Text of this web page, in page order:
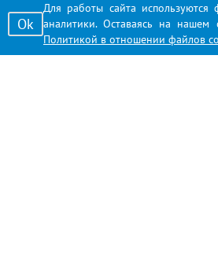
Для работы сайта
аналитики. Оставаясь на нашем
Политикой в отношении файлов
Ok